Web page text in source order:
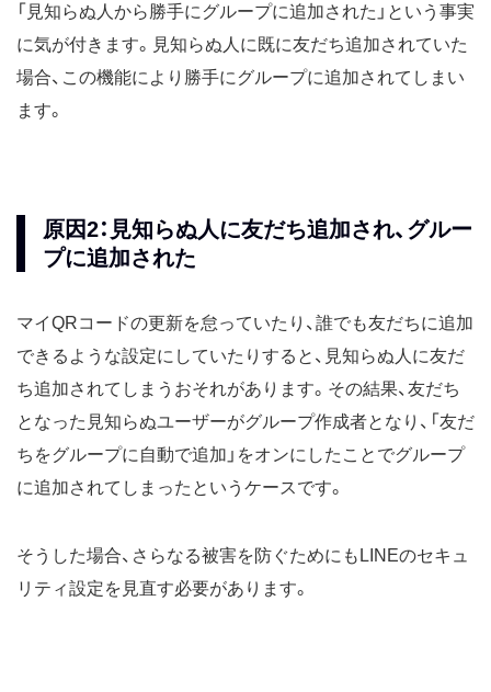
「見知らぬ人から勝手にグループに追加された」という事実
に気が付きます。見知らぬ人に既に友だち追加されていた
場合、この機能により勝手にグループに追加されてしまい
ます。
原因2：見知らぬ人に友だち追加され、グルー
プに追加された
マイQRコードの更新を怠っていたり、誰でも友だちに追加
できるような設定にしていたりすると、見知らぬ人に友だ
ち追加されてしまうおそれがあります。その結果、友だち
となった見知らぬユーザーがグループ作成者となり、「友だ
ちをグループに自動で追加」をオンにしたことでグループ
に追加されてしまったというケースです。
そうした場合、さらなる被害を防ぐためにもLINEのセキュ
リティ設定を見直す必要があります。